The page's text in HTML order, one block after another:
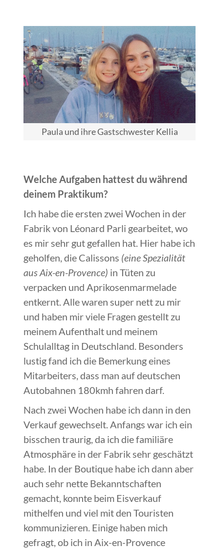
Paula und ihre Gastschwester Kellia
Welche Aufgaben hattest du während
deinem Praktikum?
Ich habe die ersten zwei Wochen in der
Fabrik von Léonard Parli gearbeitet, wo
es mir sehr gut gefallen hat. Hier habe ich
geholfen, die Calissons (eine Spezialität
aus Aix-en-Provence) in Tüten zu
verpacken und Aprikosenmarmelade
entkernt. Alle waren super nett zu mir
und haben mir viele Fragen gestellt zu
meinem Aufenthalt und meinem
Schulalltag in Deutschland. Besonders
lustig fand ich die Bemerkung eines
Mitarbeiters, dass man auf deutschen
Autobahnen 180kmh fahren darf.
Nach zwei Wochen habe ich dann in den
Verkauf gewechselt. Anfangs war ich ein
bisschen traurig, da ich die familiäre
Atmosphäre in der Fabrik sehr geschätzt
habe. In der Boutique habe ich dann aber
auch sehr nette Bekanntschaften
gemacht, konnte beim Eisverkauf
mithelfen und viel mit den Touristen
kommunizieren. Einige haben mich
gefragt, ob ich in Aix-en-Provence